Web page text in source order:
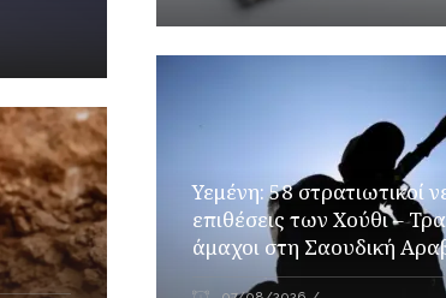
Υεμένη: 58 στρατιωτικοί
επιθέσεις των Χούθι –
άμαχοι στη Σαουδική